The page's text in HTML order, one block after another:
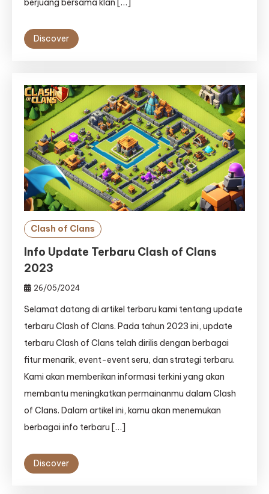
berjuang bersama klan […]
Discover
Clash of Clans
Info Update Terbaru Clash of Clans
2023
26/05/2024
Selamat datang di artikel terbaru kami tentang update
terbaru Clash of Clans. Pada tahun 2023 ini, update
terbaru Clash of Clans telah dirilis dengan berbagai
fitur menarik, event-event seru, dan strategi terbaru.
Kami akan memberikan informasi terkini yang akan
membantu meningkatkan permainanmu dalam Clash
of Clans. Dalam artikel ini, kamu akan menemukan
berbagai info terbaru […]
Discover